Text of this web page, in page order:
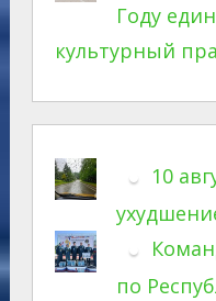
Году
культурный
10
по